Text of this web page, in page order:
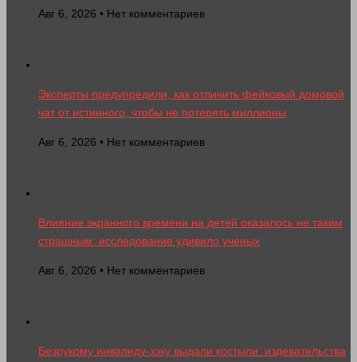
Авг 6, 2026 • Нет комментариев
Эксперты предупредили, как отличить фейковый домовой
чат от истинного, чтобы не потерять миллионы
Авг 6, 2026 • Нет комментариев
Влияние экранного времени на детей оказалось не таким
страшным: исследование удивило ученых
Авг 6, 2026 • Нет комментариев
Безрукому инвалиду-зэку выдали костыли: издевательства